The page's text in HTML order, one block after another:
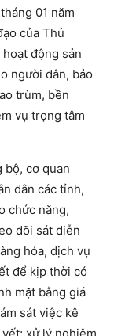
01 năm
của Thủ
động sản
người dân, bảo
trùm, bền
vụ trọng tâm
bộ, cơ quan
dân các tỉnh,
chức năng,
dõi sát diễn
hóa, dịch vụ
để kịp thời có
mặt bằng giá
sát việc kê